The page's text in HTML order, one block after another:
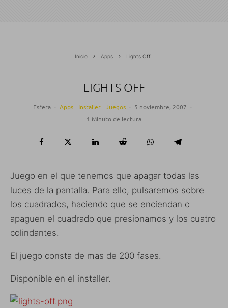
Inicio Apps Lights Off
LIGHTS OFF
Esfera · Apps Installer Juegos · 5 noviembre, 2007 ·
1 Minuto de lectura
Juego en el que tenemos que apagar todas las
luces de la pantalla. Para ello, pulsaremos sobre
los cuadrados, haciendo que se enciendan o
apaguen el cuadrado que presionamos y los cuatro
colindantes.
El juego consta de mas de 200 fases.
Disponible en el installer.